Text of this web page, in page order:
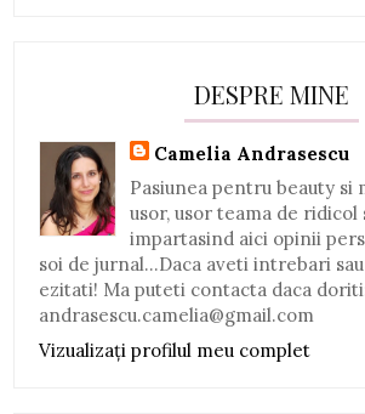
DESPRE MINE
Camelia Andrasescu
Pasiunea pentru beauty si
usor, usor teama de ridicol
impartasind aici opinii
soi de jurnal...Daca aveti intrebari
ezitati! Ma puteti contacta daca
andrasescu.camelia@gmail.com
Vizualizați profilul meu complet